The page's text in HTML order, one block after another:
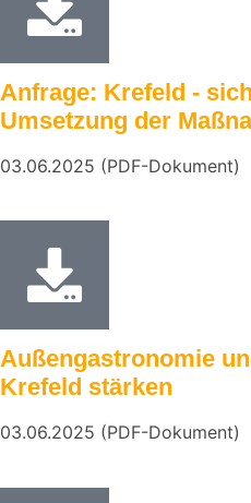
Anfrage: Krefeld -
Umsetzung der
03.06.2025 (PDF-Dokument)
Außengastronomie
Krefeld stärken
03.06.2025 (PDF-Dokument)